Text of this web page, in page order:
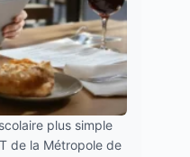
plus simple
de la Métropole de